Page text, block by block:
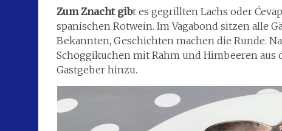
Zum Znacht gibt es gegrillten Lachs oder
spanischen Rotwein. Im Vagabond sitzen alle
Bekannten, Geschichten machen die Runde.
Schoggikuchen mit Rahm und Himbeeren aus
Gastgeber hinzu.